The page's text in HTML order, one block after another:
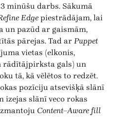
minūšu darbs. Sākumā
Edgepiestrādājam, lai
un pazūd ar gaismām,
pārejas. Tad ar Puppet
vietas (elkonis,
rādītājpirksta gals) un
tā, kā vēlētos to redzēt.
pozīciju atsevišķā slānī
izejas slānī veco rokas
Content–Aware fill